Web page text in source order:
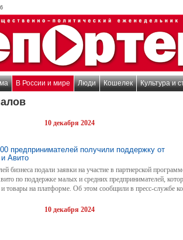
В России и мире Люди Кошелек Культура и
10 декабря 2024
предпринимателей получили поддержку от
Авито
бизнеса подали заявки на участие в партнерской
по поддержке малых и средних предпринимателей,
товары на платформе. Об этом сообщили в пресс-службе
10 декабря 2024